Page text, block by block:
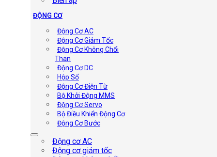
ĐỘNG CƠ
Động Cơ AC
Động Cơ Giảm Tốc
Động Cơ Không Chổi
Than
Động Cơ DC
Hộp Số
Động Cơ Điện Từ
Bộ Khởi Động MMS
Động Cơ Servo
Bộ Điều Khiển Động Cơ
Động Cơ Bước
Động cơ AC
Động cơ giảm tốc